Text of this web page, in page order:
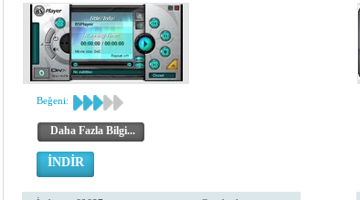
Beğeni:
Daha Fazla Bilgi...
İNDİR